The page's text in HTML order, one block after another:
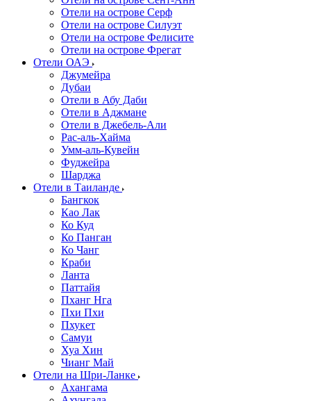
Отели на острове Серф
Отели на острове Силуэт
Отели на острове Фелисите
Отели на острове Фрегат
Отели ОАЭ
Джумейра
Дубаи
Отели в Абу Даби
Отели в Аджмане
Отели в Джебель-Али
Рас-аль-Хайма
Умм-аль-Кувейн
Фуджейра
Шарджа
Отели в Таиланде
Бангкок
Као Лак
Ко Куд
Ко Панган
Ко Чанг
Краби
Ланта
Паттайя
Пханг Нга
Пхи Пхи
Пхукет
Самуи
Хуа Хин
Чианг Май
Отели на Шри-Ланке
Ахангама